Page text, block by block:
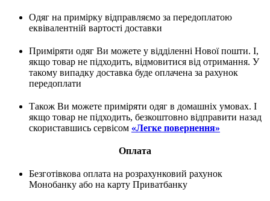
Одяг на примірку відправляємо за передоплатою
еквівалентній вартості доставки
Приміряти одяг Ви можете у відділенні Нової пошти. І,
якщо товар не підходить, відмовитися від отримання. У
такому випадку доставка буде оплачена за рахунок
передоплати
Також Ви можете приміряти одяг в домашніх умовах. І
якщо товар не підходить, безкоштовно відправити назад
скориставшись сервісом «Легке повернення»
Оплата
Безготівкова оплата на розрахунковий рахунок
Монобанку або на карту Приватбанку